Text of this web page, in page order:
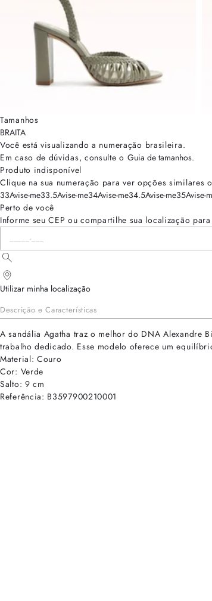
Tamanhos
BRAITA
Você está visualizando a numeração brasileira.
Em caso de dúvidas, consulte o Guia de tamanhos.
Produto indisponível
Clique na sua numeração para ver opções similares
33Avise-me33.5Avise-me34Avise-me34.5Avise-me35Avise-
Perto de você
Informe seu CEP ou compartilhe sua localização
Utilizar minha localização
Descrição e Características
A sandália Agatha traz o melhor do DNA Alexandre
trabalho dedicado. Esse modelo oferece um
Material: Couro
Cor: Verde
Salto: 9 cm
Referência: B3597900210001